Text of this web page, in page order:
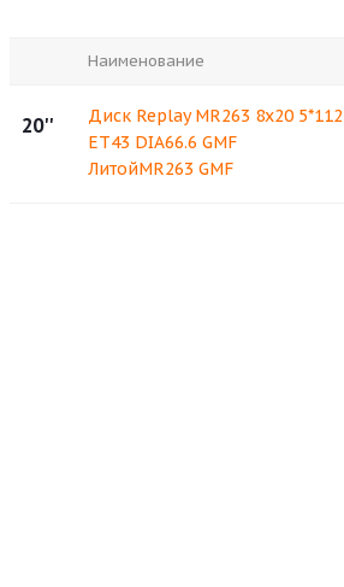
Наименование
20''
Диск Replay MR263 8x20 5*112
ET43 DIA66.6 GMF
ЛитойMR263 GMF